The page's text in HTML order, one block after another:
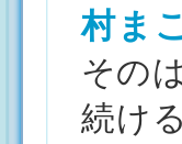
村ま
その
続け